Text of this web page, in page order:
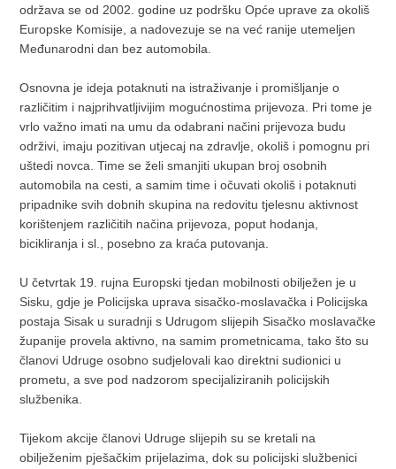
održava se od 2002. godine uz podršku Opće uprave za okoliš
Europske Komisije, a nadovezuje se na već ranije utemeljen
Međunarodni dan bez automobila.
Osnovna je ideja potaknuti na istraživanje i promišljanje o
različitim i najprihvatljivijim mogućnostima prijevoza. Pri tome je
vrlo važno imati na umu da odabrani načini prijevoza budu
održivi, imaju pozitivan utjecaj na zdravlje, okoliš i pomognu pri
uštedi novca. Time se želi smanjiti ukupan broj osobnih
automobila na cesti, a samim time i očuvati okoliš i potaknuti
pripadnike svih dobnih skupina na redovitu tjelesnu aktivnost
korištenjem različitih načina prijevoza, poput hodanja,
bicikliranja i sl., posebno za kraća putovanja.
U četvrtak 19. rujna Europski tjedan mobilnosti obilježen je u
Sisku, gdje je Policijska uprava sisačko-moslavačka i Policijska
postaja Sisak u suradnji s Udrugom slijepih Sisačko moslavačke
županije provela aktivno, na samim prometnicama, tako što su
članovi Udruge osobno sudjelovali kao direktni sudionici u
prometu, a sve pod nadzorom specijaliziranih policijskih
službenika.
Tijekom akcije članovi Udruge slijepih su se kretali na
obilježenim pješačkim prijelazima, dok su policijski službenici